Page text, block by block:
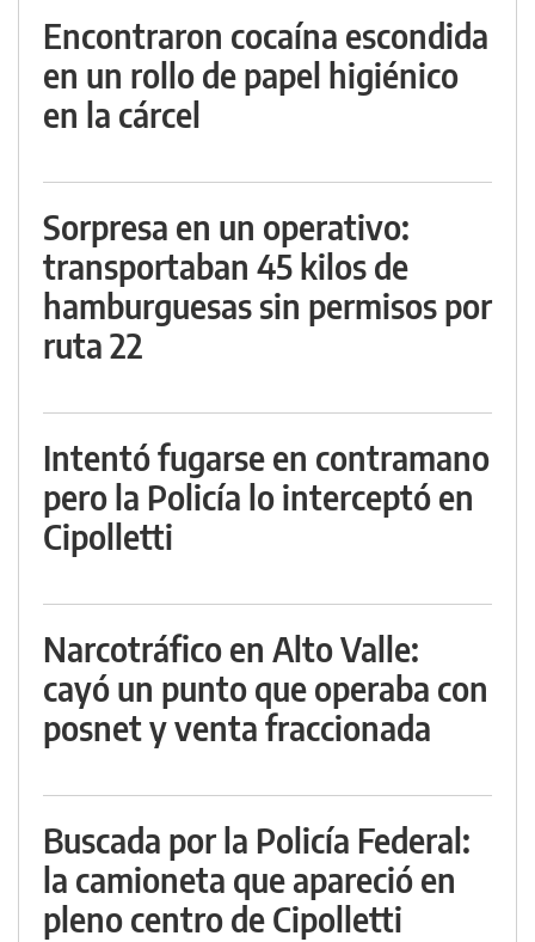
Encontraron cocaína escondida
en un rollo de papel higiénico
en la cárcel
Sorpresa en un operativo:
transportaban 45 kilos de
hamburguesas sin permisos por
ruta 22
Intentó fugarse en contramano
pero la Policía lo interceptó en
Cipolletti
Narcotráfico en Alto Valle:
cayó un punto que operaba con
posnet y venta fraccionada
Buscada por la Policía Federal:
la camioneta que apareció en
pleno centro de Cipolletti